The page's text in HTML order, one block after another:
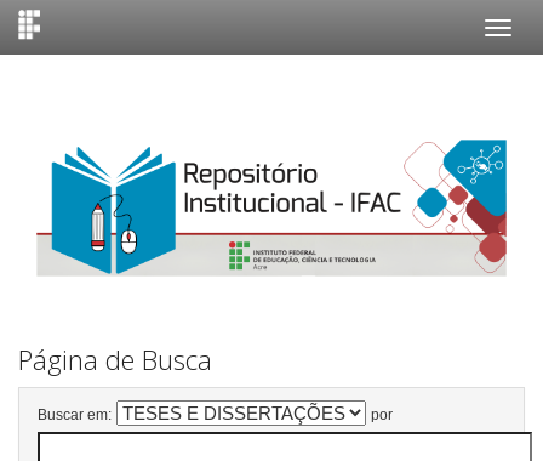
Página de Busca
Buscar em: por